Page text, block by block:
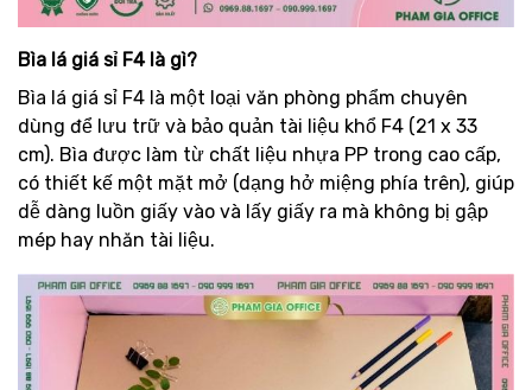
Bìa lá giá sỉ F4 là gì?
Bìa lá giá sỉ F4 là một loại văn phòng phẩm chuyên
dùng để lưu trữ và bảo quản tài liệu khổ F4 (21 x 33
cm). Bìa được làm từ chất liệu nhựa PP trong cao cấp,
có thiết kế một mặt mở (dạng hở miệng phía trên), giúp
dễ dàng luồn giấy vào và lấy giấy ra mà không bị gập
mép hay nhăn tài liệu.